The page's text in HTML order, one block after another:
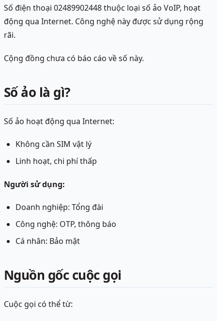
Số điện thoại 02489902448 thuộc loại số ảo VoIP, hoạt
động qua Internet. Công nghệ này được sử dụng rộng
rãi.
Cộng đồng chưa có báo cáo về số này.
Số ảo là gì?
Số ảo hoạt động qua Internet:
Không cần SIM vật lý
Linh hoạt, chi phí thấp
Người sử dụng:
Doanh nghiệp: Tổng đài
Công nghệ: OTP, thông báo
Cá nhân: Bảo mật
Nguồn gốc cuộc gọi
Cuộc gọi có thể từ: